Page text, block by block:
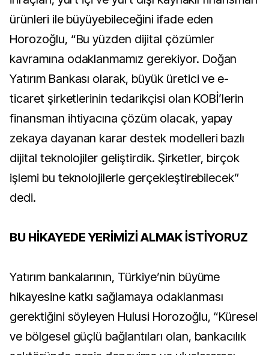
ürünleri ile büyüyebileceğini ifade eden
Horozoğlu, “Bu yüzden dijital çözümler
kavramına odaklanmamız gerekiyor. Doğan
Yatırım Bankası olarak, büyük üretici ve e-
ticaret şirketlerinin tedarikçisi olan KOBİ’lerin
finansman ihtiyacına çözüm olacak, yapay
zekaya dayanan karar destek modelleri bazlı
dijital teknolojiler geliştirdik. Şirketler, birçok
işlemi bu teknolojilerle gerçekleştirebilecek”
dedi.
BU HİKAYEDE YERİMİZİ ALMAK İSTİYORUZ
Yatırım bankalarının, Türkiye’nin büyüme
hikayesine katkı sağlamaya odaklanması
gerektiğini söyleyen Hulusi Horozoğlu, “Küresel
ve bölgesel güçlü bağlantıları olan, bankacılık